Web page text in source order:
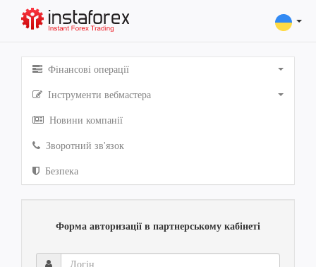
Фінансові операції
Інструменти вебмастера
Новини компанії
Зворотний зв'язок
Безпека
Форма авторизації в партнерському кабінеті
Логін